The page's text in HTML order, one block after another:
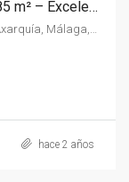
Gran Local Comercial en Esquina de 185 m² – Excelente Oportunidad de Negocio Cerca del Mar
Torre de Benagalbón, Rincón de la Victoria, La Axarquía, Málaga, Andalucía, 29738, España, España, La Axarquía
hace 2 años